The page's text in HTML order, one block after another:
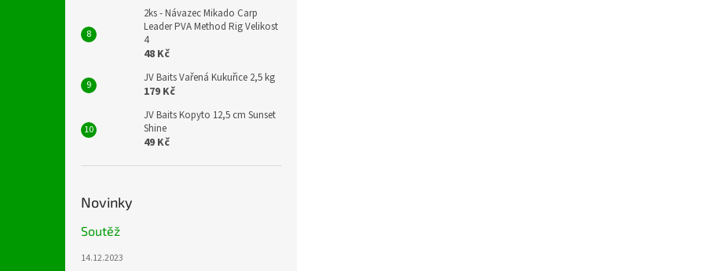
2ks - Návazec Mikado Carp
Leader PVA Method Rig Velikost
4
48 Kč
JV Baits Vařená Kukuřice 2,5 kg
179 Kč
JV Baits Kopyto 12,5 cm Sunset
Shine
49 Kč
Novinky
Soutěž
14.12.2023